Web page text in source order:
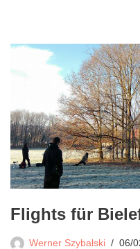
Flights für
Werner Szybalski 06/